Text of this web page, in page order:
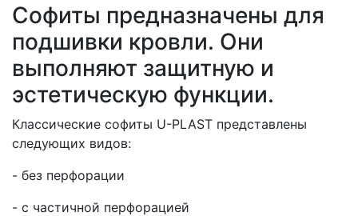
Софиты предназначены для
подшивки кровли. Они
выполняют защитную и
эстетическую функции.
Классические софиты U-PLAST представлены
следующих видов:
- без перфорации
- с частичной перфорацией